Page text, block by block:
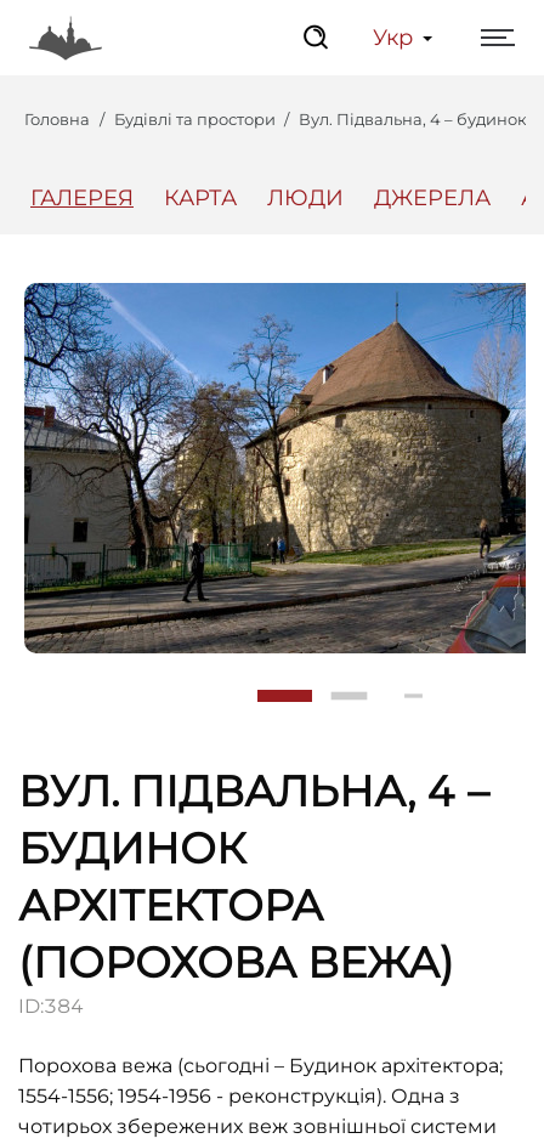
Укр
Головна Будівлі та простори Вул. Підвальна, 4 – будинок
ГАЛЕРЕЯ КАРТА ЛЮДИ ДЖЕРЕЛА
ВУЛ. ПІДВАЛЬНА, 4 –
БУДИНОК
АРХІТЕКТОРА
(ПОРОХОВА ВЕЖА)
ID:384
Порохова вежа (сьогодні – Будинок архітектора;
1554-1556; 1954-1956 - реконструкція). Одна з
чотирьох збережених веж зовнішньої системи